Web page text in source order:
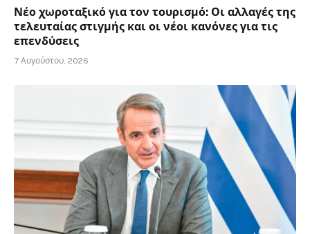
Νέο χωροταξικό για τον τουρισμό: Οι αλλαγές της
τελευταίας στιγμής και οι νέοι κανόνες για τις
επενδύσεις
7 Αυγούστου, 2026